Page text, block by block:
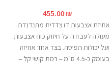
455.00₪
אחיזת אצבעות דו צדדית מתנדנדת.
מעולה לעבודה על חיזוק כוח אצבעות
ועל יכולות תפיסה. בצד אחד אחיזה
בעומק כ-4.5 ס"מ – רמת קושי קל –